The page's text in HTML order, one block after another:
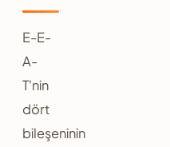
E-E-
A-
T'nin
dört
bileşeninin